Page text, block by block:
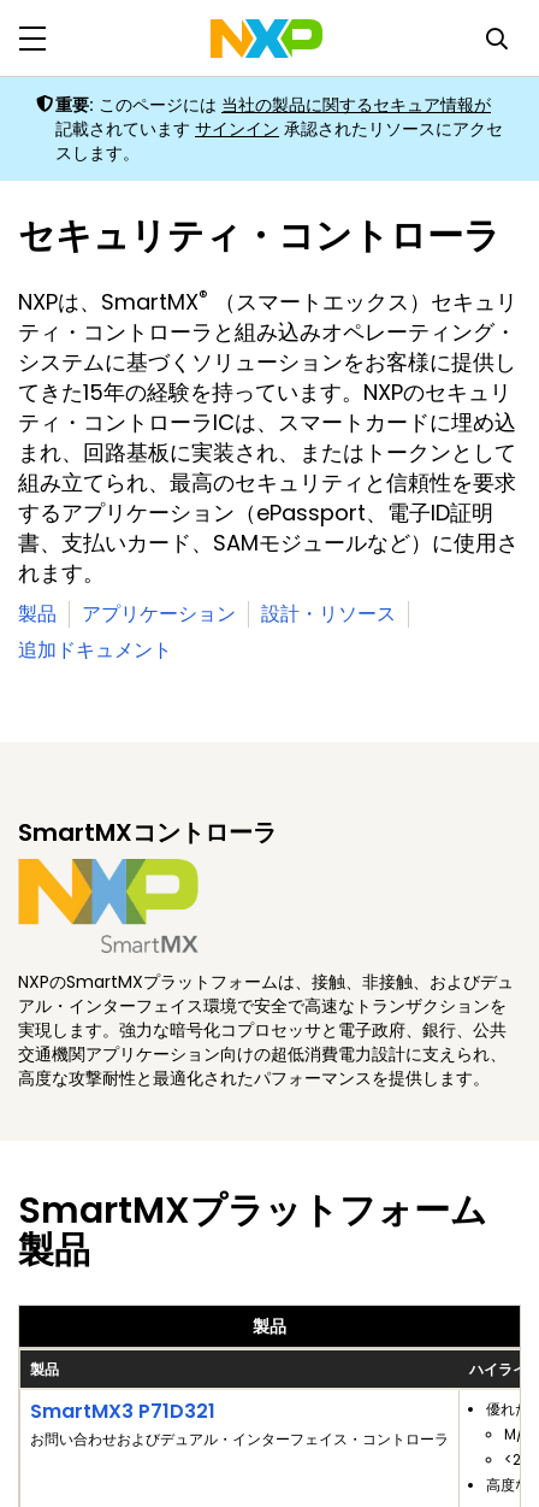
重要: このページには 当社の製品に関するセキュア情報が
記載されています サインイン 承認されたリソースにアクセ
スします。
セキュリティ・コントローラ
NXPは、SmartMX®
（スマートエックス）セキュリ
ティ・コントローラと組み込みオペレーティング・
システムに基づくソリューションをお客様に提供し
てきた15年の経験を持っています。NXPのセキュリ
ティ・コントローラICは、スマートカードに埋め込
まれ、回路基板に実装され、またはトークンとして
組み立てられ、最高のセキュリティと信頼性を要求
するアプリケーション（ePassport、電子ID証明
書、支払いカード、SAMモジュールなど）に使用さ
れます。
製品 アプリケーション
設計・リソース
追加ドキュメント
SmartMXコントローラ
NXPのSmartMXプラットフォームは、接触、非接触、およびデュ
アル・インターフェイス環境で安全で高速なトランザクションを
実現します。強力な暗号化コプロセッサと電子政府、銀行、公共
交通機関アプリケーション向けの超低消費電力設計に支えられ、
高度な攻撃耐性と最適化されたパフォーマンスを提供します。
SmartMXプラットフォーム
製品
製品
製品 ハイライ
SmartMX3 P71D321
お問い合わせおよびデュアル・インターフェイス・コントローラ
優れた
M/
<2s
高度な